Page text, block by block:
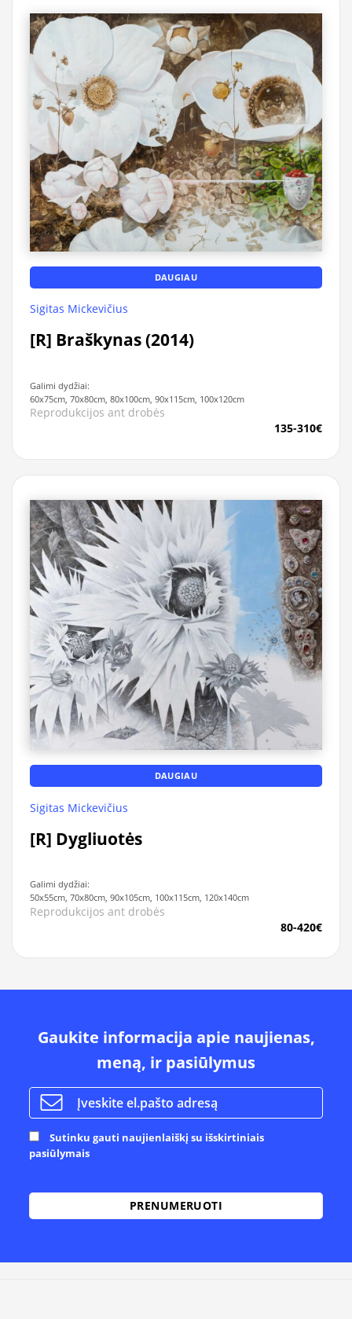
DAUGIAU
Sigitas Mickevičius
[R] Braškynas (2014)
Galimi dydžiai:
60x75cm, 70x80cm, 80x100cm, 90x115cm, 100x120cm
Reprodukcijos ant drobės
135-310€
DAUGIAU
Sigitas Mickevičius
[R] Dygliuotės
Galimi dydžiai:
50x55cm, 70x80cm, 90x105cm, 100x115cm, 120x140cm
Reprodukcijos ant drobės
80-420€
Gaukite informacija apie naujienas,
meną, ir pasiūlymus
Sutinku gauti naujienlaiškį su išskirtiniais
pasiūlymais